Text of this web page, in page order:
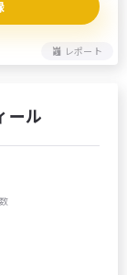
レポート
ール